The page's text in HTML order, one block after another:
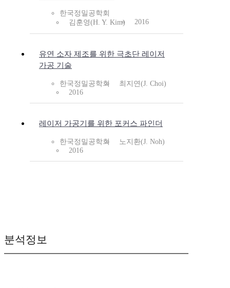
한국정밀공학회
김훈영(H. Y. Kim)
2016
유연 소자 제조를 위한 극초단 레이저
가공 기술
한국정밀공학회
최지연(J. Choi)
2016
레이저 가공기를 위한 포커스 파인더
한국정밀공학회
노지환(J. Noh)
2016
분석정보